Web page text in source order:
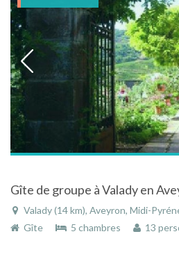
Gîte de groupe à Valady en
Valady (14 km), Aveyron, Midi-
Gîte
5 chambres 13